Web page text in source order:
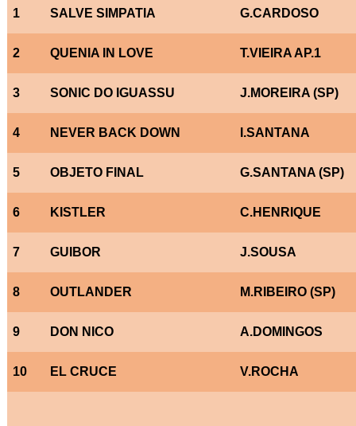
1 SALVE SIMPATIA G.CARDOSO
2 QUENIA IN LOVE T.VIEIRA AP.1
3 SONIC DO IGUASSU J.MOREIRA (SP)
4 NEVER BACK DOWN I.SANTANA
5 OBJETO FINAL G.SANTANA (SP)
6 KISTLER C.HENRIQUE
7 GUIBOR J.SOUSA
8 OUTLANDER M.RIBEIRO (SP)
9 DON NICO A.DOMINGOS
10 EL CRUCE V.ROCHA